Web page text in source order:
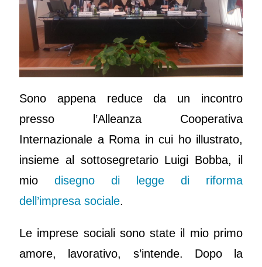
Sono appena reduce da un incontro
presso l’Alleanza Cooperativa
Internazionale a Roma in cui ho illustrato,
insieme al sottosegretario Luigi Bobba, il
mio disegno di legge di riforma
dell’impresa sociale.
Le imprese sociali sono state il mio primo
amore, lavorativo, s’intende. Dopo la